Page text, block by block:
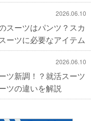
2026.06.10
スーツはパンツ？スカ
ーツに必要なアイテム
2026.06.10
ツ新調！？就活スーツ
ツの違いを解説